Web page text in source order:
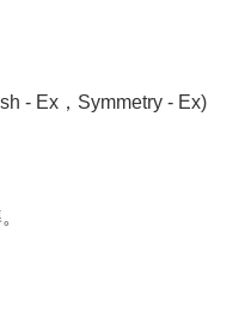
- Ex，Symmetry - Ex)